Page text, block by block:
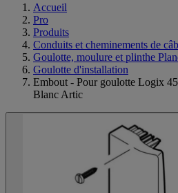
Accueil
Pro
Produits
Conduits et cheminements de
Goulotte, moulure et plinthe
Goulotte d'installation
Embout - Pour goulotte Logix
Blanc Artic